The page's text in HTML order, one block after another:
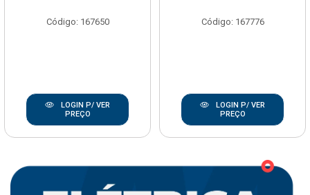
Código: 167650
LOGIN P/ VER
PREÇO
Código: 167776
LOGIN P/ VER
PREÇO